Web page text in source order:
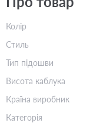
Колір
Стиль
Тип підошви
Висота каблука
Країна виробник
Категорія